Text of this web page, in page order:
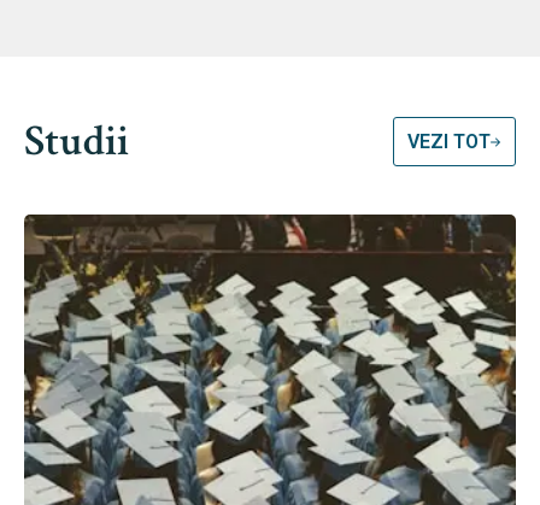
Studii VEZI TOT